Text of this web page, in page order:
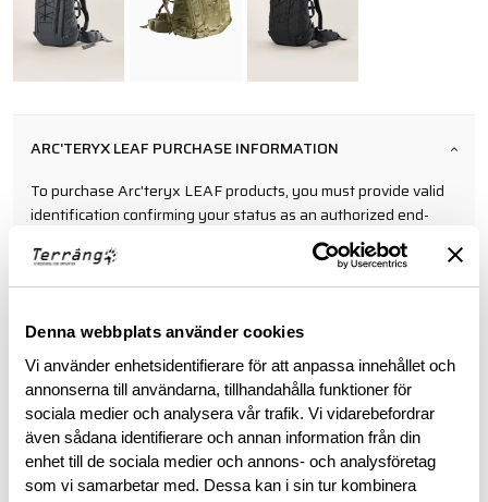
Denna webbplats använder cookies
Vi använder enhetsidentifierare för att anpassa innehållet och
annonserna till användarna, tillhandahålla funktioner för
sociala medier och analysera vår trafik. Vi vidarebefordrar
även sådana identifierare och annan information från din
enhet till de sociala medier och annons- och analysföretag
som vi samarbetar med. Dessa kan i sin tur kombinera
ARC'TERYX LEAF PURCHASE INFORMATION
To purchase Arc'teryx LEAF products, you must provide valid
identification confirming your status as an authorized end-
user within law enforcement or military personnel. This
requirement ensures that these specialized products are
accessible to those in professional capacities where they are
BESKRIVNING
RECENSIONER